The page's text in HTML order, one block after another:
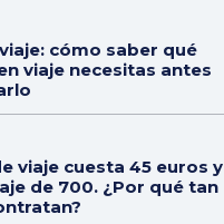
cómo saber qué
viaje necesitas antes
viaje cuesta 45 euros y
de 700. ¿Por qué tan